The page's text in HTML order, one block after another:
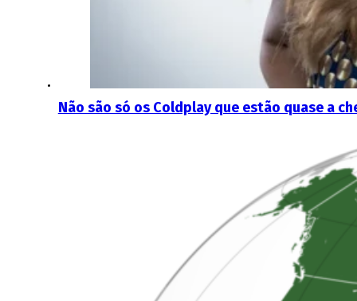
Não são só os Coldplay que estão quase a